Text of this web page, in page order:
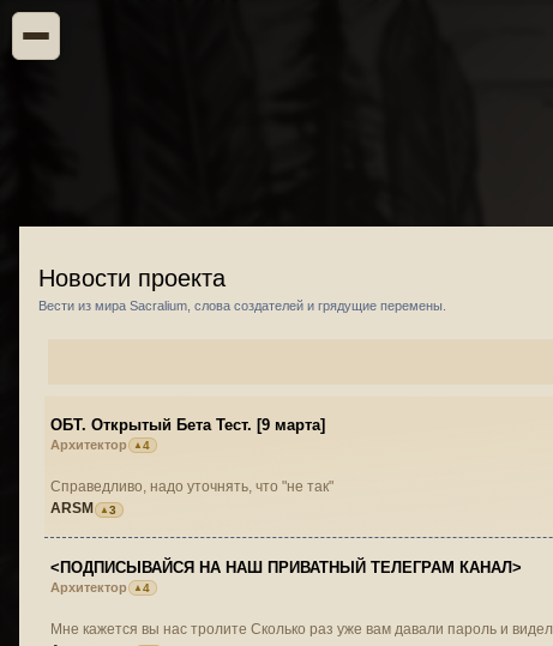
Новости проекта
Вести из мира Sacralium, слова создателей и грядущие перемены.
ОБТ. Открытый Бета Тест. [9 марта]
Архитектор
4
Справедливо, надо уточнять, что "не так"
ARSM
3
<ПОДПИСЫВАЙСЯ НА НАШ ПРИВАТНЫЙ ТЕЛЕГРАМ КАНАЛ>
Архитектор
4
Мне кажется вы нас тролите Cколько раз уже вам давали